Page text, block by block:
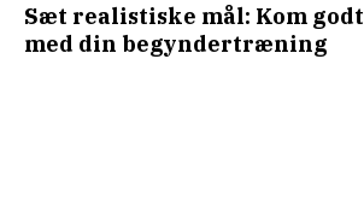
Sæt realistiske mål: Kom
med din begyndertræning